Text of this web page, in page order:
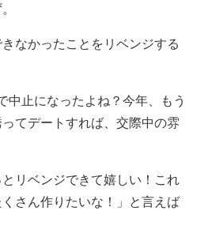
なかったことをリベンジする
中止になったよね？今年、もう
てデートすれば、交際中の雰
リベンジできて嬉しい！これ
さん作りたいな！」と言えば